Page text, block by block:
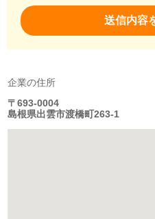
企業の住所
〒693-0004
島根県出雲市渡橋町263-1